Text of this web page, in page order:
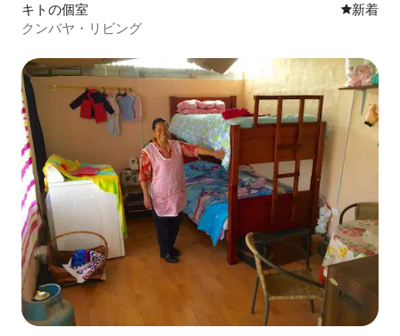
キトの個室 新しい宿
新着
クンバヤ・リビング